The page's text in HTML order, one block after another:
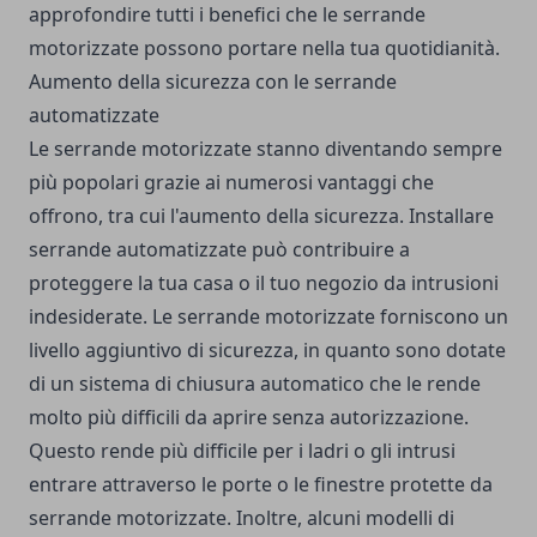
approfondire tutti i benefici che le serrande
motorizzate possono portare nella tua quotidianità.
Aumento della sicurezza con le serrande
automatizzate
Le serrande motorizzate stanno diventando sempre
più popolari grazie ai numerosi vantaggi che
offrono, tra cui l'aumento della sicurezza. Installare
serrande automatizzate può contribuire a
proteggere la tua casa o il tuo negozio da intrusioni
indesiderate. Le serrande motorizzate forniscono un
livello aggiuntivo di sicurezza, in quanto sono dotate
di un sistema di chiusura automatico che le rende
molto più difficili da aprire senza autorizzazione.
Questo rende più difficile per i ladri o gli intrusi
entrare attraverso le porte o le finestre protette da
serrande motorizzate. Inoltre, alcuni modelli di